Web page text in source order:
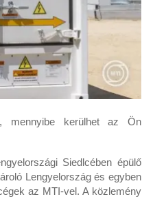
mennyibe kerülhet az Ön
Siedlcében épülő
Lengyelország és egyben
az MTI-vel. A közlemény